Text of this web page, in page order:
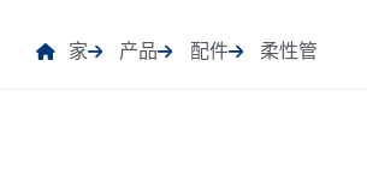
家 产品 配件 柔性管